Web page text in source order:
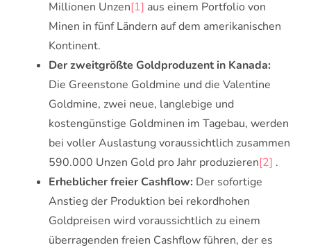
Millionen Unzen[1] aus einem Portfolio von
Minen in fünf Ländern auf dem amerikanischen
Kontinent.
Der zweitgrößte Goldproduzent in Kanada:
Die Greenstone Goldmine und die Valentine
Goldmine, zwei neue, langlebige und
kostengünstige Goldminen im Tagebau, werden
bei voller Auslastung voraussichtlich zusammen
590.000 Unzen Gold pro Jahr produzieren[2] .
Erheblicher freier Cashflow: Der sofortige
Anstieg der Produktion bei rekordhohen
Goldpreisen wird voraussichtlich zu einem
überragenden freien Cashflow führen, der es